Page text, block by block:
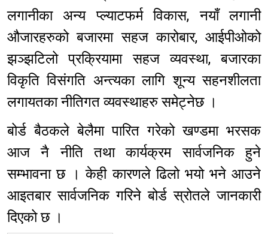
लगानीका अन्य प्ल्याटफर्म विकास, नयाँ लगानी
औजारहरुको बजारमा सहज कारोबार, आईपीओको
झञ्झटिलो प्रक्रियामा सहज व्यवस्था, बजारका
विकृति विसंगति अन्त्यका लागि शून्य सहनशीलता
लगायतका नीतिगत व्यवस्थाहरु समेट्नेछ ।
बोर्ड बैठकले बेलैमा पारित गरेको खण्डमा भरसक
आज नै नीति तथा कार्यक्रम सार्वजनिक हुने
सम्भावना छ । केही कारणले ढिलो भयो भने आउने
आइतबार सार्वजनिक गरिने बोर्ड स्रोतले जानकारी
दिएको छ ।